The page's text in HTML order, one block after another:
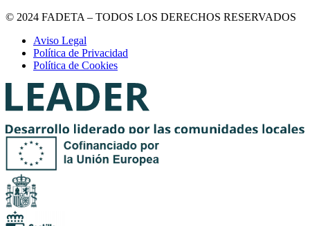
© 2024 FADETA – TODOS LOS DERECHOS RESERVADOS
Aviso Legal
Política de Privacidad
Política de Cookies